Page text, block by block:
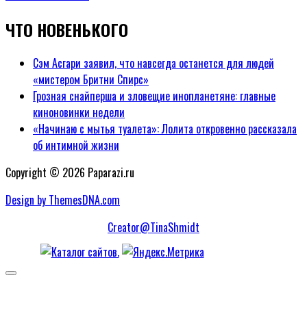
ЧТО НОВЕНЬКОГО
Сэм Асгари заявил, что навсегда останется для людей
«мистером Бритни Спирс»
Грозная снайперша и зловещие инопланетяне: главные
киноновинки недели
«Начинаю с мытья туалета»: Лолита откровенно рассказала
об интимной жизни
Copyright © 2026 Paparazi.ru
Design by ThemesDNA.com
Creator@TinaShmidt
Scroll